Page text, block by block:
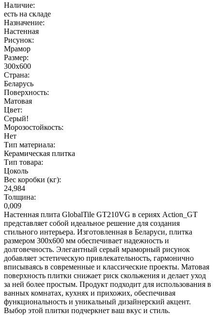
Наличие:
есть на складе
Назначение:
Настенная
Рисунок:
Мрамор
Размер:
300x600
Страна:
Беларусь
Поверхность:
Матовая
Цвет:
Серый!
Морозостойкость:
Нет
Тип материала:
Керамическая плитка
Тип товара:
Цоколь
Вес коробки (кг):
24,984
Толщина:
0,009
Настенная плита GlobalTile GT210VG в сериях Action_GT
представляет собой идеальное решение для создания
стильного интерьера. Изготовленная в Беларуси, плитка
размером 300x600 мм обеспечивает надежность и
долговечность. Элегантный серый мраморный рисунок
добавляет эстетическую привлекательность, гармонично
вписываясь в современные и классические проекты. Матовая
поверхность плитки снижает риск скольжения и делает уход
за ней более простым. Продукт подходит для использования в
ванных комнатах, кухнях и прихожих, обеспечивая
функциональность и уникальный дизайнерский акцент.
Выбор этой плитки подчеркнет ваш вкус и стиль.